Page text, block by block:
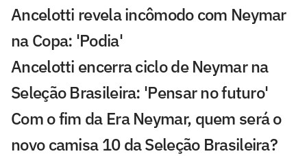
Ancelotti revela incômodo com Neymar
na Copa: 'Podia'
Ancelotti encerra ciclo de Neymar na
Seleção Brasileira: 'Pensar no futuro'
Com o fim da Era Neymar, quem será o
novo camisa 10 da Seleção Brasileira?